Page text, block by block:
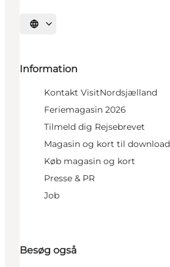
Vælg sprog
Information
Kontakt VisitNordsjælland
Feriemagasin 2026
Tilmeld dig Rejsebrevet
Magasin og kort til download
Køb magasin og kort
Presse & PR
Job
Besøg også